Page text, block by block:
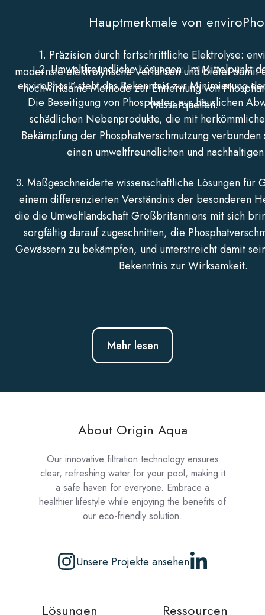
Hauptmerkmale von
1. Präzision durch fortschrittliche Elektrolyse:
modernste elektrolytische Verfahren und bietet damit
hochwirksame Methode zur Entfernung von
Wasserquellen.
2. Umweltfreundliche Lösungen: Im Mittelpunkt
enviroPhos™ steht das Bekenntnis zur Minimierung
Die Beseitigung von Phosphaten aus häuslichen
schädlichen Nebenprodukte, die mit
Bekämpfung der Phosphatverschmutzung
einen umweltfreundlichen und
3. Maßgeschneiderte wissenschaftliche Lösungen für
einem differenzierten Verständnis der besonderen
die die Umweltlandschaft Großbritanniens mit sich
sorgfältig darauf zugeschnitten, die
Gewässern zu bekämpfen, und unterstreicht damit
Bekenntnis zur Wirksamkeit.
Mehr lesen
About Origin Aqua
Our innovative filtration technology ensures
clear, refreshing water for your pool, making it
a safe haven for everyone. Embrace a
healthier lifestyle while enjoying the benefits of
our eco-friendly solution.
Unsere Projekte ansehen
Lösungen Ressourcen